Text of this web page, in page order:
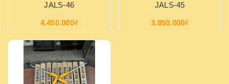
JALS-46
4.450.000₫
JALS-45
3.850.000₫